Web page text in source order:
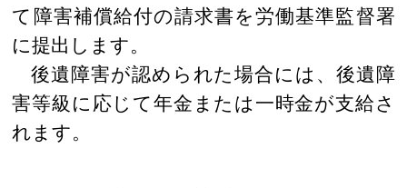
て障害補償給付の請求書を労働基準監督署
に提出します。
後遺障害が認められた場合には、後遺障
害等級に応じて年金または一時金が支給さ
れます。